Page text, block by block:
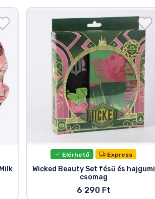
Elérhető Express
Wicked Beauty Set fésű és hajgumi
csomag
6 290 Ft